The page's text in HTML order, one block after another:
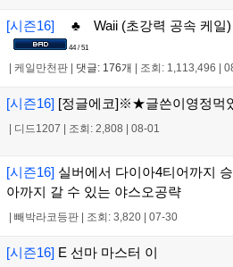
[시즌16] ♣ Waii (초강력 공속 케
44 / 51
케일만천판 댓글: 176개 조회: 1,113,496
[시즌16] [정글에코]※★글쓴이영정
디드1207 조회: 2,808 08-01
[시즌16] 실버에서 다이아4티어까지
아까지 갈 수 있는 야스오공략
빼박라코등판 조회: 3,820 07-30
[시즌16] E 선마 마스터 이